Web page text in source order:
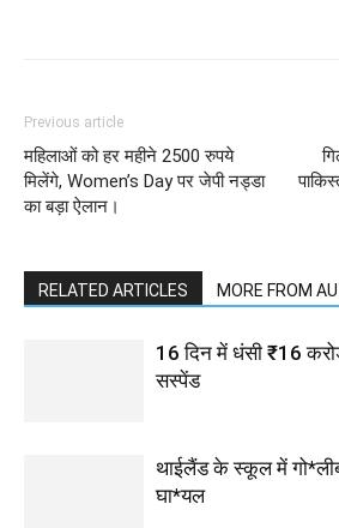
Previous article
महिलाओं को हर महीने 2500 रुपये
मिलेंगे, Women’s Day पर जेपी नड्डा
का बड़ा ऐलान।
RELATED ARTICLES MORE FROM
16 दिन में धंसी ₹16
सस्पेंड
थाईलैंड के स्कूल में
घा*यल